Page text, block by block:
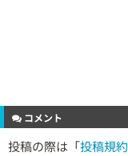
コメント
投稿の際は「投稿規約